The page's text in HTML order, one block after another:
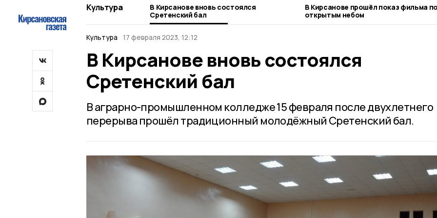
Культура
В Кирсанове вновь состоялся
Сретенский бал
В Кирсанове прошёл показ фильма
открытым небом
Культура 17 февраля 2023, 12:12
В Кирсанове вновь состоялся
Сретенский бал
В аграрно-промышленном колледже 15 февраля после двухлетнего
перерыва прошёл традиционный молодёжный Сретенский бал.